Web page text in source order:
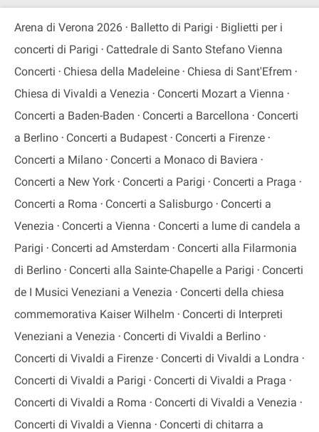
Arena di Verona 2026 Balletto di Parigi
Biglietti per i
concerti di Parigi
Cattedrale di Santo Stefano Vienna
Concerti
Chiesa della Madeleine
Chiesa di Sant'Efrem
Chiesa di Vivaldi a Venezia
Concerti Mozart a Vienna
Concerti a Baden-Baden
Concerti a Barcellona
Concerti
a Berlino
Concerti a Budapest
Concerti a Firenze
Concerti a Milano
Concerti a Monaco di Baviera
Concerti a New York
Concerti a Parigi
Concerti a Praga
Concerti a Roma
Concerti a Salisburgo
Concerti a
Venezia
Concerti a Vienna
Concerti a lume di candela a
Parigi
Concerti ad Amsterdam
Concerti alla Filarmonia
di Berlino
Concerti alla Sainte-Chapelle a Parigi
Concerti
de I Musici Veneziani a Venezia
Concerti della chiesa
commemorativa Kaiser Wilhelm
Concerti di Interpreti
Veneziani a Venezia
Concerti di Vivaldi a Berlino
Concerti di Vivaldi a Firenze
Concerti di Vivaldi a Londra
Concerti di Vivaldi a Parigi
Concerti di Vivaldi a Praga
Concerti di Vivaldi a Roma
Concerti di Vivaldi a Venezia
Concerti di Vivaldi a Vienna
Concerti di chitarra a